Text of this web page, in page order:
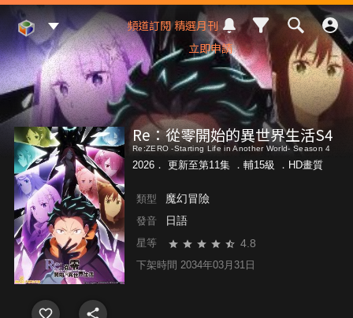
Mod Web頻道訂閱
立即申請
精選月刊
Re：從零開始的異世界生活S4
Re:ZERO -Starting Life in Another World- Season 4
2026． 更新至第11集 ． 輔15級 ．HD畫質
類型 魔幻冒險
發音 日語
星等 4.8
下架時間 2034年03月31日